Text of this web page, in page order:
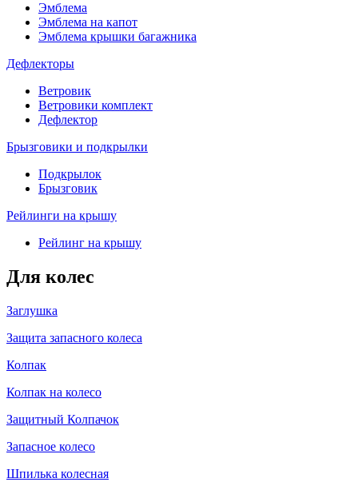
Эмблема
Эмблема на капот
Эмблема крышки багажника
Дефлекторы
Ветровик
Ветровики комплект
Дефлектор
Брызговики и подкрылки
Подкрылок
Брызговик
Рейлинги на крышу
Рейлинг на крышу
Для колес
Заглушка
Защита запасного колеса
Колпак
Колпак на колесо
Защитный Колпачок
Запасное колесо
Шпилька колесная